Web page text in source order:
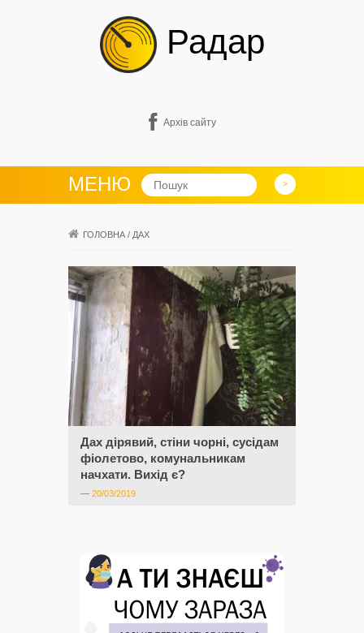
Радар
Архів сайту
МЕНЮ
ГОЛОВНА / ДАХ
Дах дірявий, стіни чорні, сусідам
фіолетово, комунальникам
начхати. Вихід є?
— 20/03/2019